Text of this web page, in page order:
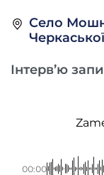
Село
Інтерв’ю
00:00